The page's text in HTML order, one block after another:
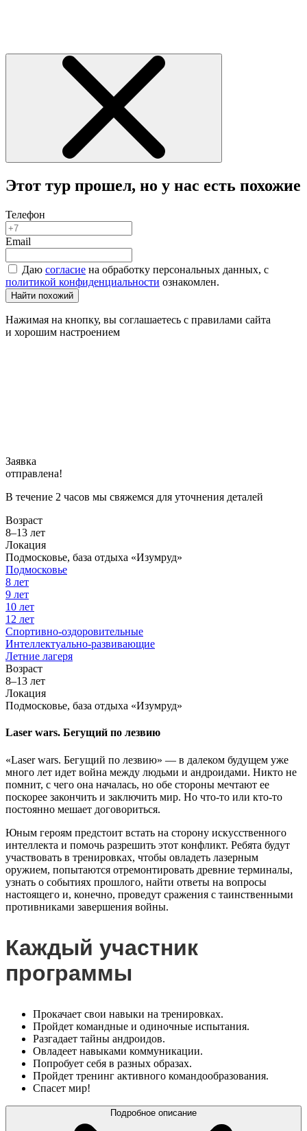
Этот тур прошел, но у нас есть похожие
Телефон
Email
Даю согласие на обработку персональных данных, с
политикой конфиденциальности ознакомлен.
Найти похожий
Нажимая на кнопку, вы соглашаетесь с правилами сайта
и хорошим настроением
Заявка
отправлена!
В течение 2 часов мы свяжемся для уточнения деталей
Возраст
8–13 лет
Локация
Подмосковье, база отдыха «Изумруд»
Подмосковье
8 лет
9 лет
10 лет
12 лет
Спортивно-оздоровительные
Интеллектуально-развивающие
Летние лагеря
Возраст
8–13 лет
Локация
Подмосковье, база отдыха «Изумруд»
Laser wars. Бегущий по лезвию
«Laser wars. Бегущий по лезвию» — в далеком будущем уже
много лет идет война между людьми и андроидами. Никто не
помнит, с чего она началась, но обе стороны мечтают ее
поскорее закончить и заключить мир. Но что-то или кто-то
постоянно мешает договориться.
Юным героям предстоит встать на сторону искусственного
интеллекта и помочь разрешить этот конфликт. Ребята будут
участвовать в тренировках, чтобы овладеть лазерным
оружием, попытаются отремонтировать древние терминалы,
узнать о событиях прошлого, найти ответы на вопросы
настоящего и, конечно, проведут сражения с таинственными
противниками завершения войны.
Каждый участник
программы
Прокачает свои навыки на тренировках.
Пройдет командные и одиночные испытания.
Разгадает тайны андроидов.
Овладеет навыками коммуникации.
Попробует себя в разных образах.
Пройдет тренинг активного командообразования.
Спасет мир!
Подробное описание